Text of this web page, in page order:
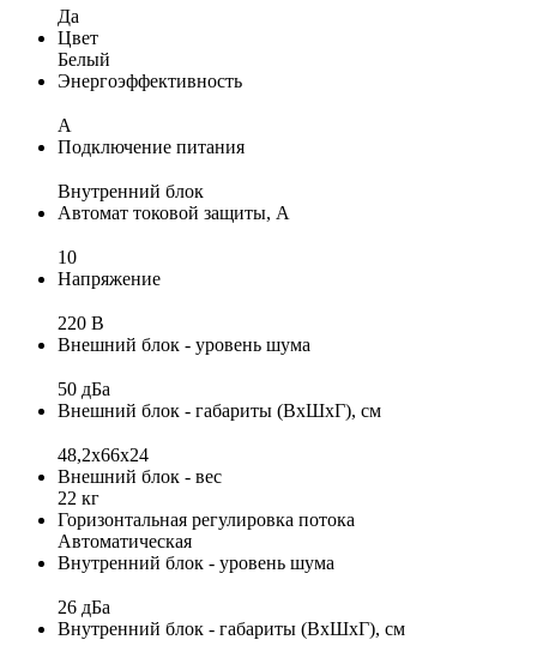
Да
Цвет
Белый
Энергоэффективность
A
Подключение питания
Внутренний блок
Автомат токовой защиты, А
10
Напряжение
220 В
Внешний блок - уровень шума
50 дБа
Внешний блок - габариты (ВхШхГ), см
48,2x66x24
Внешний блок - вес
22 кг
Горизонтальная регулировка потока
Автоматическая
Внутренний блок - уровень шума
26 дБа
Внутренний блок - габариты (ВхШхГ), см